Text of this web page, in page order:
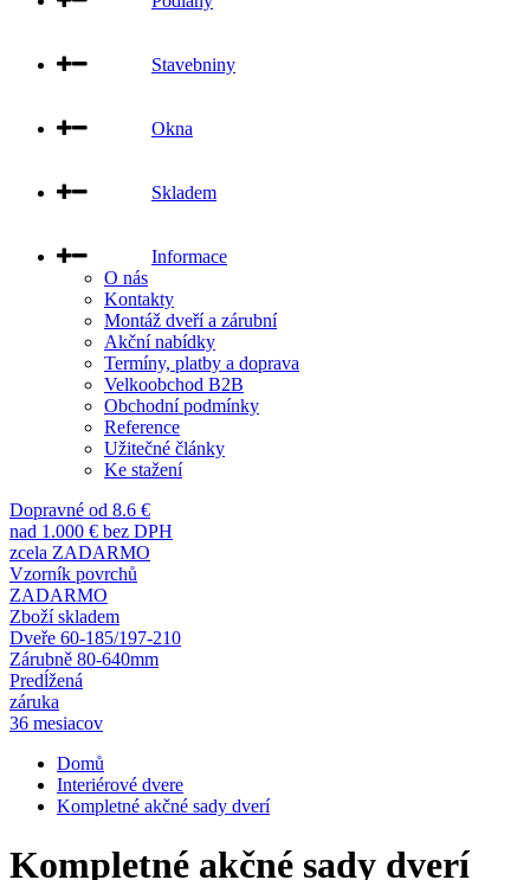
Stavebniny
Okna
Skladem
Informace
O nás
Kontakty
Montáž dveří a zárubní
Akční nabídky
Termíny, platby a doprava
Velkoobchod B2B
Obchodní podmínky
Reference
Užitečné články
Ke stažení
Dopravné od 8.6 €
nad 1.000 € bez DPH
zcela ZADARMO
Vzorník povrchů
ZADARMO
Zboží skladem
Dveře 60-185/197-210
Zárubně 80-640mm
Predĺžená
záruka
36 mesiacov
Domů
Interiérové dvere
Kompletné akčné sady dverí
Kompletné akčné sady dverí